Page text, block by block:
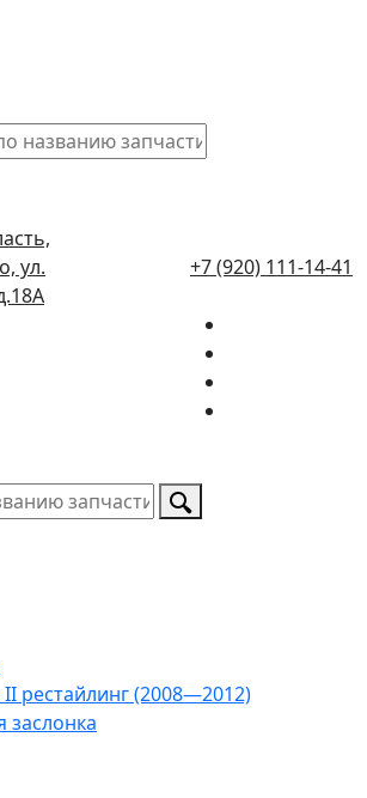
ул.
+7 (920) 111-14-41
рестайлинг (2008—2012)
заслонка